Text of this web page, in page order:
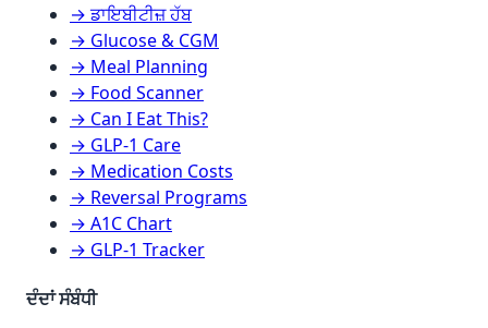
→ ਡਾਇਬੀਟੀਜ਼ ਹੱਬ
→ Glucose & CGM
→ Meal Planning
→ Food Scanner
→ Can I Eat This?
→ GLP-1 Care
→ Medication Costs
→ Reversal Programs
→ A1C Chart
→ GLP-1 Tracker
ਦੰਦਾਂ ਸੰਬੰਧੀ